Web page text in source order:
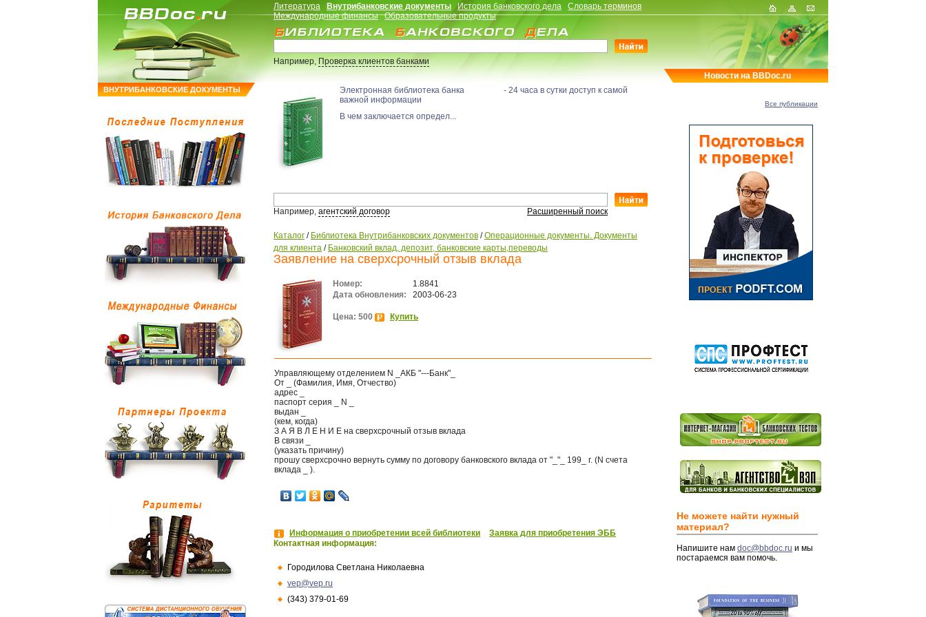
ВНУТРИБАНКОВСКИЕ ДОКУМЕНТЫ
Литература Внутрибанковские документы История банковского дела
Словарь терминов
Международные финансы
Образовательные продукты
Например,Проверка клиентов банками
Электронная библиотека банка - 24 часа в сутки доступ к самой
важной информации
В чем заключается определ...
Например, агентский договор Расширенный поиск
Каталог / Библиотека Внутрибанковских документов /Операционные документы. Документы
для клиента / Банковский вклад, депозит, банковские карты,переводы
Заявление на сверхсрочный отзыв вклада
Номер:
1.8841
Дата обновления:
2003-06-23
Цена: 500 Купить
Управляющему отделением N _АКБ "---Банк"_
От _ (Фамилия, Имя, Отчество)
адрес _
паспорт серия _ N _
выдан _
(кем, когда)
З А Я В Л Е Н И Е на сверхсрочный отзыв вклада
В связи _
(указать причину)
прошу сверхсрочно вернуть сумму по договору банковского вклада от "_"_ 199_ г. (N счета
вклада _ ).
Информация о приобретении всей библиотеки
Заявка для приобретения ЭББ
Контактная информация:
Городилова Светлана Николаевна
vep@vep.ru
(343) 379-01-69
Новости на BBDoc.ru
Все публикации
Не можете найти нужный
материал?
Напишите нам doc@bbdoc.ru и мы
постараемся вам помочь.